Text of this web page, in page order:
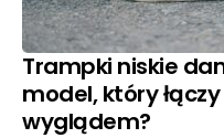
Trampki niskie
model, który
wyglądem?